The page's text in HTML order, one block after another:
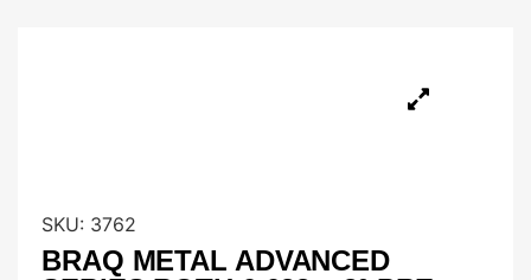
SKU: 3762
BRAQ METAL ADVANCED